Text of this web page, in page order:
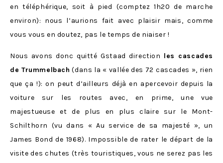
en téléphérique, soit à pied (comptez 1h20 de marche
environ): nous l’aurions fait avec plaisir mais, comme
vous vous en doutez, pas le temps de niaiser !
Nous avons donc quitté Gstaad direction les cascades
de Trummelbach (dans la « vallée des 72 cascades », rien
que ça !): on peut d’ailleurs déjà en apercevoir depuis la
voiture sur les routes avec, en prime, une vue
majestueuse et de plus en plus claire sur le Mont-
Schilthorn (vu dans « Au service de sa majesté », un
James Bond de 1968). Impossible de rater le départ de la
visite des chutes (très touristiques, vous ne serez pas les